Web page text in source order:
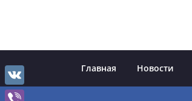
Главная Новости
VK